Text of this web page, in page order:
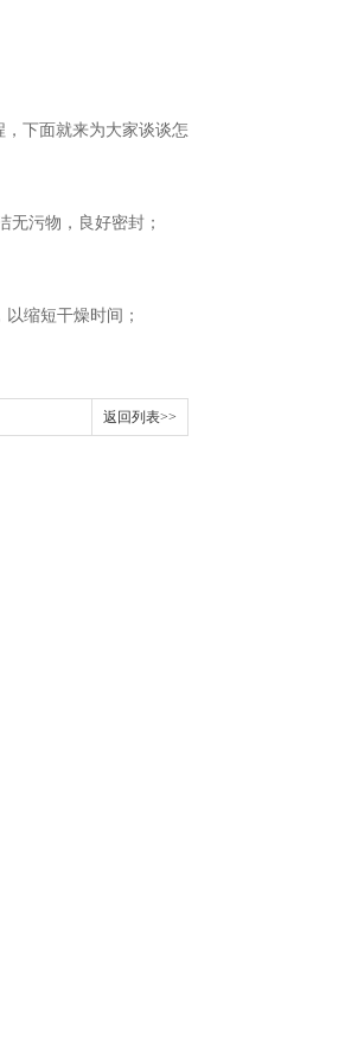
下面就来为大家谈谈怎
污物，良好密封；
缩短干燥时间；
返回列表>>